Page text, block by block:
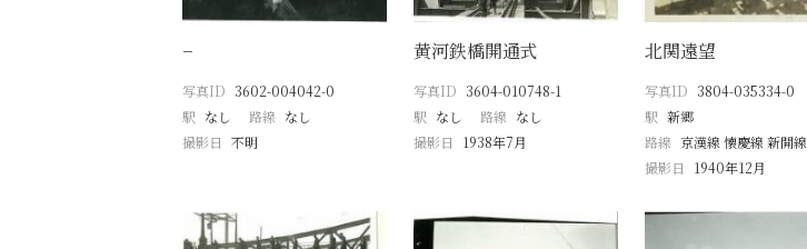
−
写真ID 3602-004042-0
駅 なし 路線 なし
撮影日 不明
黄河鉄橋開通式
写真ID 3604-010748-1
駅 なし 路線 なし
撮影日
1938年7月
北関遠望
写真ID 3804-035334-0
駅 新郷
路線 京漢線 懐慶線 新開線
撮影日
1940年12月